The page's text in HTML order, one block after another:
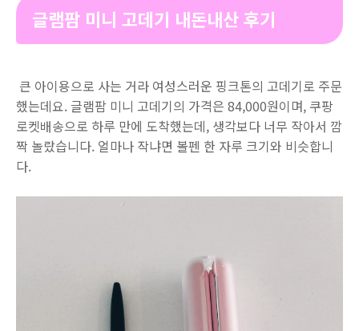
글램팜 미니 고데기 내돈내산 후기
큰 아이용으로 사는 거라 여성스러운 핑크톤의 고데기로 주문
했는데요. 글램팜 미니 고데기의 가격은 84,000원이며, 쿠팡
로켓배송으로 하루 만에 도착했는데, 생각보다 너무 작아서 깜
짝 놀랐습니다. 얼마나 작냐면 볼펜 한 자루 크기와 비슷합니
다.